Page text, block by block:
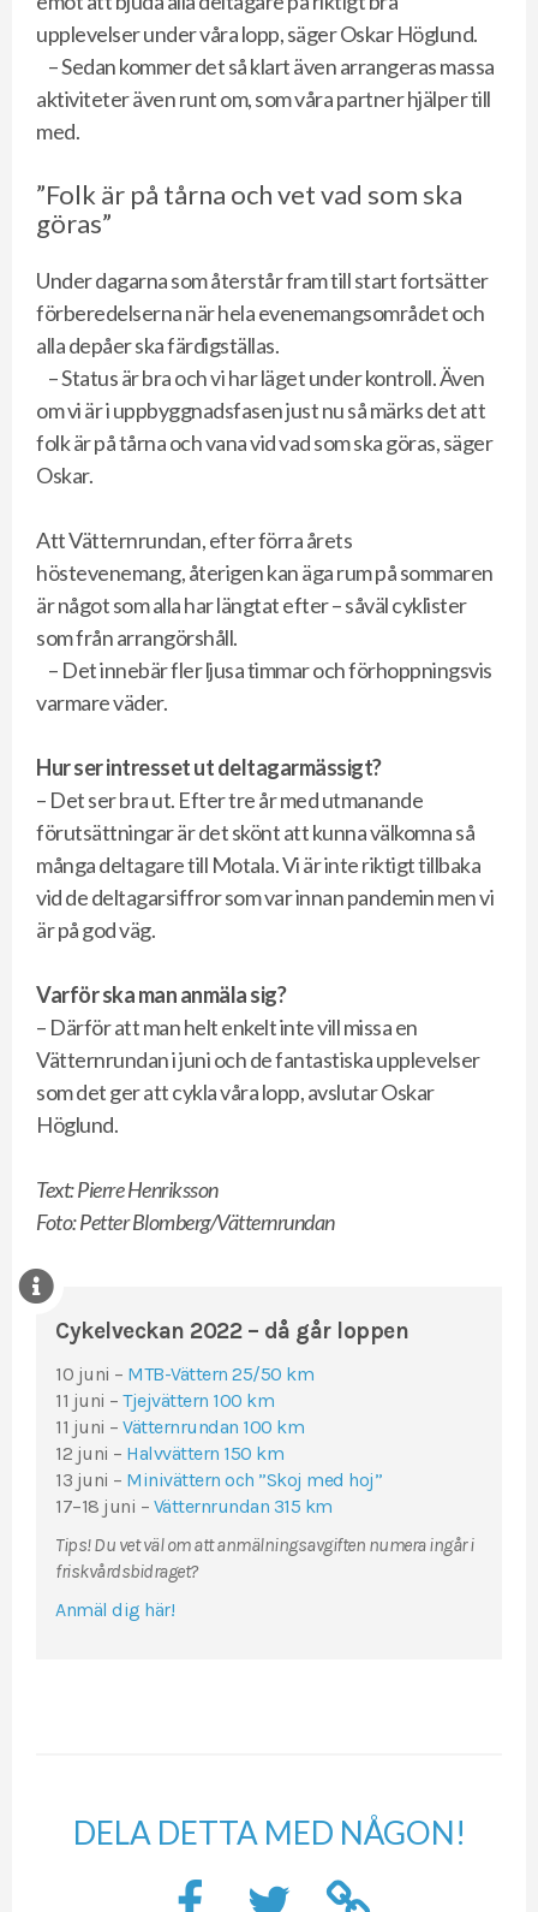
upplevelser under våra lopp, säger Oskar Höglund.
– Sedan kommer det så klart även arrangeras massa
aktiviteter även runt om, som våra partner hjälper till
med.
”Folk är på tårna och vet vad som ska
göras”
Under dagarna som återstår fram till start fortsätter
förberedelserna när hela evenemangsområdet och
alla depåer ska färdigställas.
– Status är bra och vi har läget under kontroll. Även
om vi är i uppbyggnadsfasen just nu så märks det att
folk är på tårna och vana vid vad som ska göras, säger
Oskar.
Att Vätternrundan, efter förra årets
höstevenemang, återigen kan äga rum på sommaren
är något som alla har längtat efter – såväl cyklister
som från arrangörshåll.
– Det innebär fler ljusa timmar och förhoppningsvis
varmare väder.
Hur ser intresset ut deltagarmässigt?
– Det ser bra ut. Efter tre år med utmanande
förutsättningar är det skönt att kunna välkomna så
många deltagare till Motala. Vi är inte riktigt tillbaka
vid de deltagarsiffror som var innan pandemin men vi
är på god väg.
Varför ska man anmäla sig?
– Därför att man helt enkelt inte vill missa en
Vätternrundan i juni och de fantastiska upplevelser
som det ger att cykla våra lopp, avslutar Oskar
Höglund.
Text: Pierre Henriksson
Foto: Petter Blomberg/Vätternrundan
Cykelveckan 2022 – då går loppen
10 juni – MTB-Vättern 25/50 km
11 juni – Tjejvättern 100 km
11 juni – Vätternrundan 100 km
12 juni – Halvvättern 150 km
13 juni – Minivättern och ”Skoj med hoj”
17–18 juni – Vätternrundan 315 km
Tips! Du vet väl om att anmälningsavgiften numera ingår i
friskvårdsbidraget?
Anmäl dig här!
DELA DETTA MED NÅGON!